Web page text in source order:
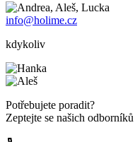
info@holime.cz
kdykoliv
Potřebujete poradit?
Zeptejte se našich odborníků